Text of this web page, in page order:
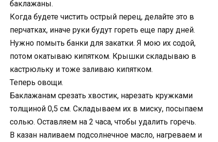
баклажаны.
Когда будете чистить острый перец, делайте это в
перчатках, иначе руки будут гореть еще пару дней.
Нужно помыть банки для закатки. Я мою их содой,
потом окатываю кипятком. Крышки складываю в
кастрюльку и тоже заливаю кипятком.
Теперь овощи.
Баклажанам срезать хвостик, нарезать кружками
толщиной 0,5 см. Складываем их в миску, посыпаем
солью. Оставляем на 2 часа, чтобы удалить горечь.
В казан наливаем подсолнечное масло, нагреваем и